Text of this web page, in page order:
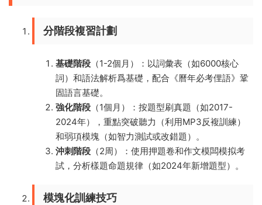
分階段複習計劃
基礎階段 （1-2個月）：以詞彙表（如6000核心
詞）和語法解析爲基礎，配合《曆年必考俚語》鞏
固語言基礎。
強化階段 （1個月）：按題型刷真題（如2017-
2024年），重點突破聽力（利用MP3反複訓練）
和弱項模塊（如智力測試或改錯題）。
沖刺階段 （2周）：使用押題卷和作文模闆模拟考
試，分析樣題命題規律（如2024年新增題型）。
模塊化訓練技巧